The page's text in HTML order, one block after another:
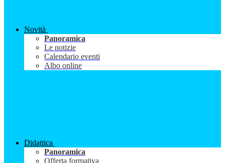
Novità
Panoramica
Le notizie
Calendario eventi
Albo online
Didattica
Panoramica
Offerta formativa